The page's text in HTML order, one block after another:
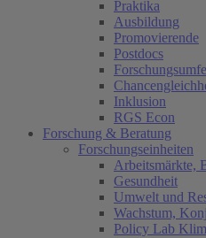
Praktika
Ausbildung
Promovierende
Postdocs
Inklusion
RGS Econ
Forschung & Beratung
Forschungseinheiten
Arbeitsmärkte,
Gesundheit
Umwelt und
Wachstum,
Policy Lab